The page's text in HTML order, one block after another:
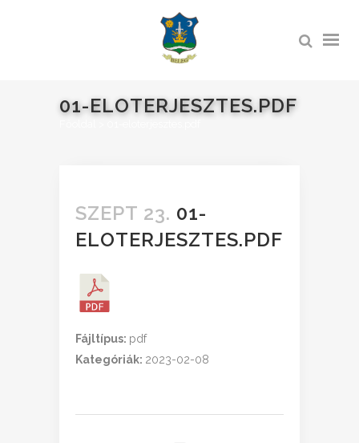
01-ELOTERJESZTES.PDF
SZEPT 23. 01-
ELOTERJESZTES.PDF
Fájltípus: pdf
Kategóriák: 2023-02-08